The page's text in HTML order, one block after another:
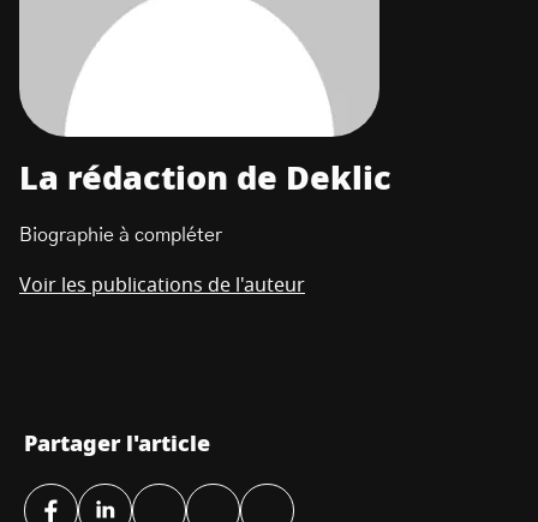
La rédaction de Deklic
Biographie à compléter
Voir les publications de l'auteur
Partager l'article